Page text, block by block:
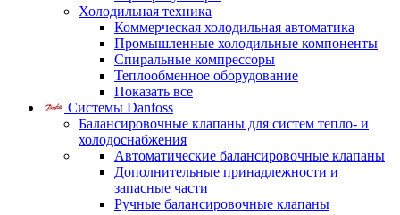
Холодильная техника
Коммерческая холодильная автоматика
Промышленные холодильные компоненты
Спиральные компрессоры
Теплообменное оборудование
Показать все
Системы Danfoss
Балансировочные клапаны для систем тепло- и
холодоснабжения
Автоматические балансировочные клапаны
Дополнительные принадлежности и
запасные части
Ручные балансировочные клапаны